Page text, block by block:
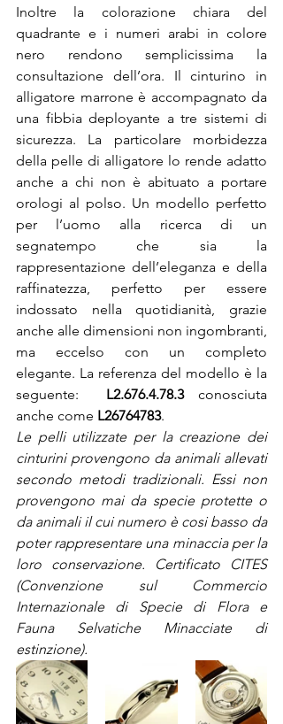
Inoltre la colorazione chiara del
quadrante e i numeri arabi in colore
nero rendono semplicissima la
consultazione dell’ora. Il cinturino in
alligatore marrone è accompagnato da
una fibbia deployante a tre sistemi di
sicurezza. La particolare morbidezza
della pelle di alligatore lo rende adatto
anche a chi non è abituato a portare
orologi al polso. Un modello perfetto
per l’uomo alla ricerca di un
segnatempo che sia la
rappresentazione dell’eleganza e della
raffinatezza, perfetto per essere
indossato nella quotidianità, grazie
anche alle dimensioni non ingombranti,
ma eccelso con un completo
elegante. La referenza del modello è la
seguente: L2.676.4.78.3 conosciuta
anche come L26764783.
Le pelli utilizzate per la creazione dei
cinturini provengono da animali allevati
secondo metodi tradizionali. Essi non
provengono mai da specie protette o
da animali il cui numero è cosi basso da
poter rappresentare una minaccia per la
loro conservazione. Certificato CITES
(Convenzione sul Commercio
Internazionale di Specie di Flora e
Fauna Selvatiche Minacciate di
estinzione).